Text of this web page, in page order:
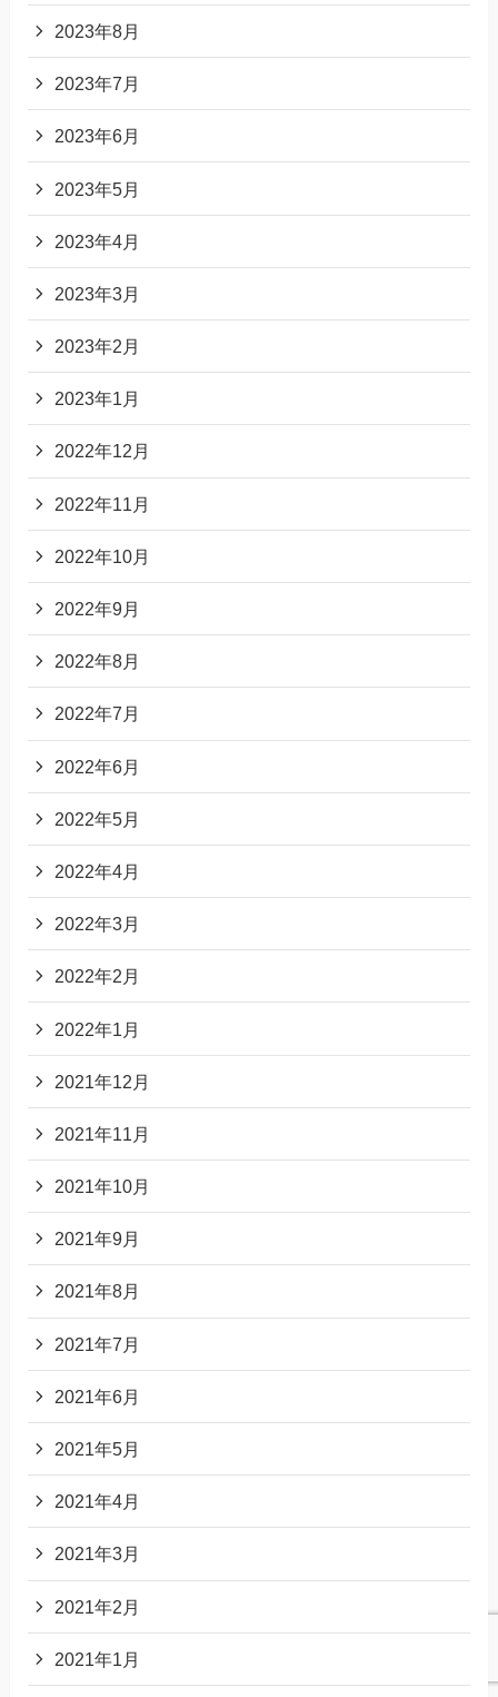
2023年8月
2023年7月
2023年6月
2023年5月
2023年4月
2023年3月
2023年2月
2023年1月
2022年12月
2022年11月
2022年10月
2022年9月
2022年8月
2022年7月
2022年6月
2022年5月
2022年4月
2022年3月
2022年2月
2022年1月
2021年12月
2021年11月
2021年10月
2021年9月
2021年8月
2021年7月
2021年6月
2021年5月
2021年4月
2021年3月
2021年2月
2021年1月